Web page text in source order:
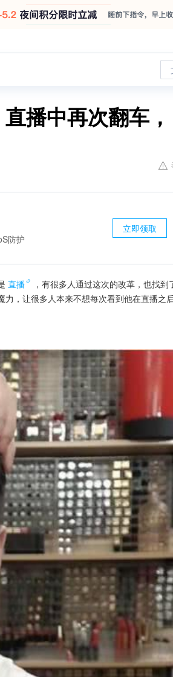
播中再次翻车，
防护
立即领取
直播
，有很多人通过这次的改革，也找到
，让很多人本来不想每次看到他在直播之